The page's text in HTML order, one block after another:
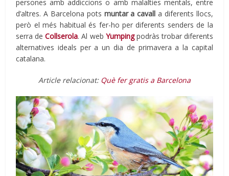
persones amb addiccions o amb malalties mentals, entre
d’altres. A Barcelona pots muntar a cavall a diferents llocs,
però el més habitual és fer-ho per diferents senders de la
serra deCollserola. Al web Yumpingpodràs trobar diferents
alternatives ideals per a un dia de primavera a la capital
catalana.
Article relacionat: Què fer gratis a Barcelona